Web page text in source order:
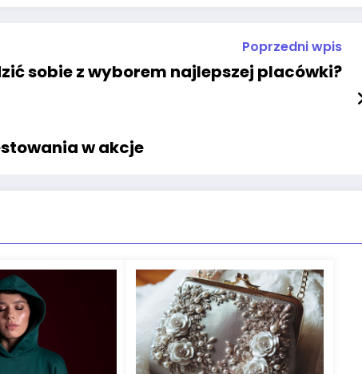
Poprzedni wpis
sobie z wyborem najlepszej placówki?
w akcje